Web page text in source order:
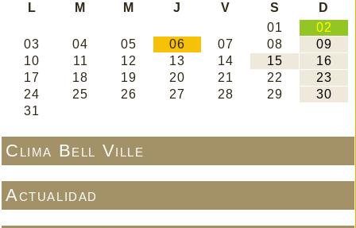
Clima Bell Ville
Actualidad